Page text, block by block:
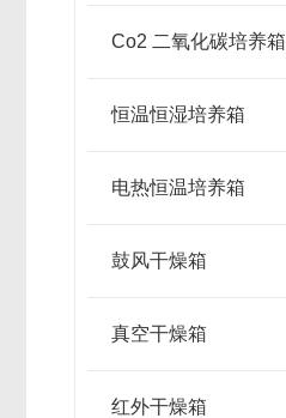
Co2 二氧化碳培养箱
恒温恒湿培养箱
电热恒温培养箱
鼓风干燥箱
真空干燥箱
红外干燥箱